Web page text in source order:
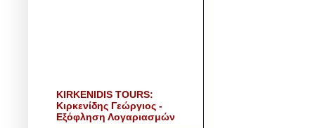
KIRKENIDIS TOURS:
Κιρκενίδης Γεώργιος -
Εξόφληση Λογαριασμών